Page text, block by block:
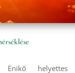
helyettes